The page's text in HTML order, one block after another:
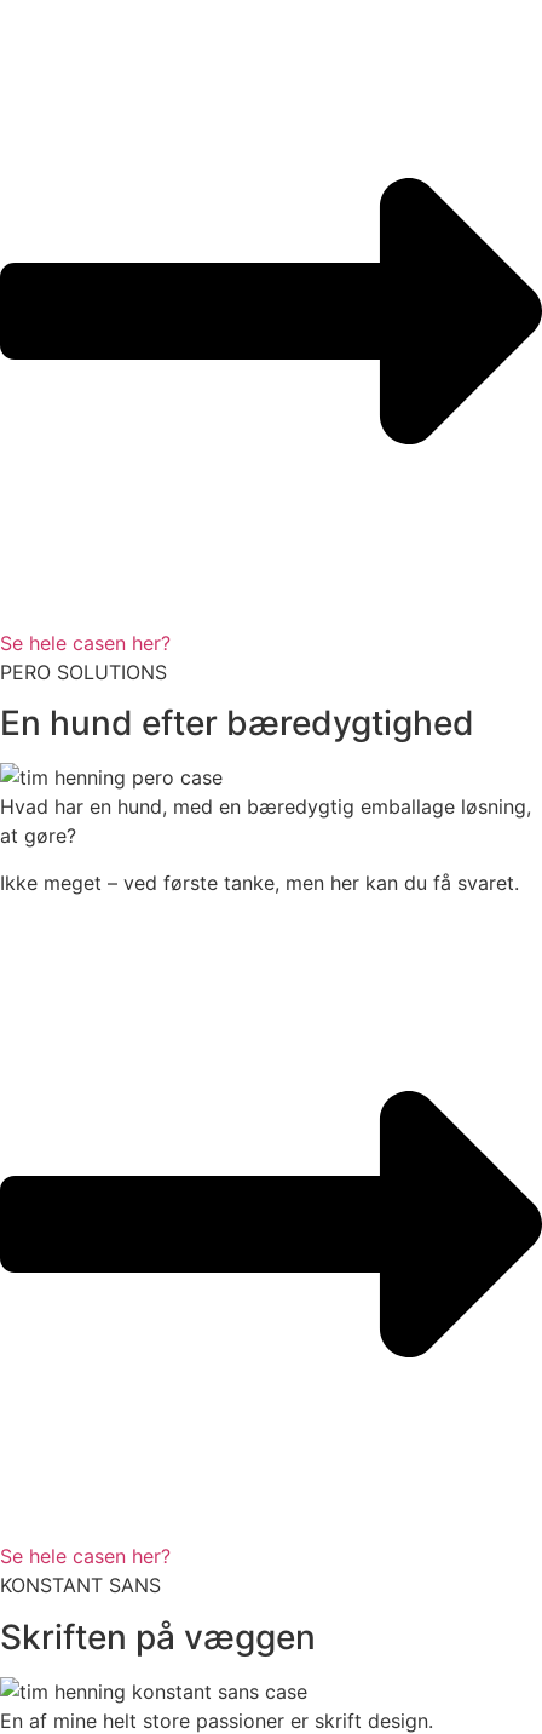
Se hele casen her?
PERO SOLUTIONS
En hund efter bæredygtighed
Hvad har en hund, med en bæredygtig emballage løsning,
at gøre?
Ikke meget – ved første tanke, men her kan du få svaret.
Se hele casen her?
KONSTANT SANS
Skriften på væggen
En af mine helt store passioner er skrift design.